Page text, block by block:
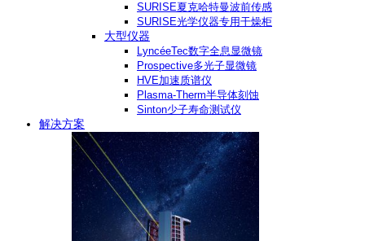
SURISE夏克哈特曼波前传感
SURISE光学仪器专用干燥柜
大型仪器
LyncéeTec数字全息显微镜
Prospective多光子显微镜
HVE加速质谱仪
Plasma-Therm半导体刻蚀
Sinton少子寿命测试仪
解决方案